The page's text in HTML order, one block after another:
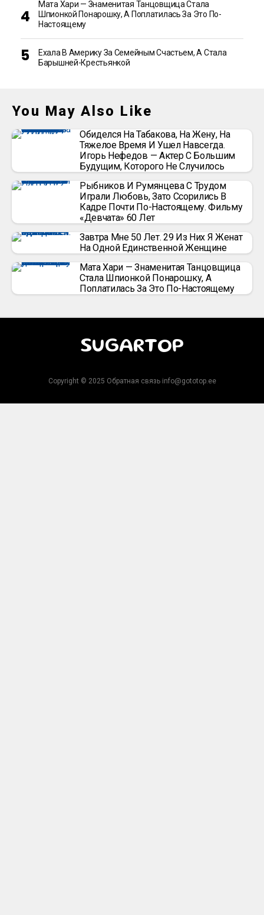
Мата Хари — Знаменитая Танцовщица Стала
Шпионкой Понарошку, А Поплатилась За Это По-
Настоящему
Ехала В Америку За Семейным Счастьем, А Стала
Барышней-Крестьянкой
You May Also Like
Обиделся На Табакова, На Жену, На
Тяжелое Время И Ушел Навсегда.
Игорь Нефедов — Актер С Большим
Будущим, Которого Не Случилось
Рыбников И Румянцева С Трудом
Играли Любовь, Зато Ссорились В
Кадре Почти По-Настоящему. Фильму
«Девчата» 60 Лет
Завтра Мне 50 Лет. 29 Из Них Я Женат
На Одной Единственной Женщине
Мата Хари — Знаменитая Танцовщица
Стала Шпионкой Понарошку, А
Поплатилась За Это По-Настоящему
SUGARTOP
Copyright © 2025 Обратная связь info@gototop.ee